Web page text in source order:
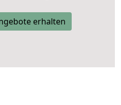
erhalten